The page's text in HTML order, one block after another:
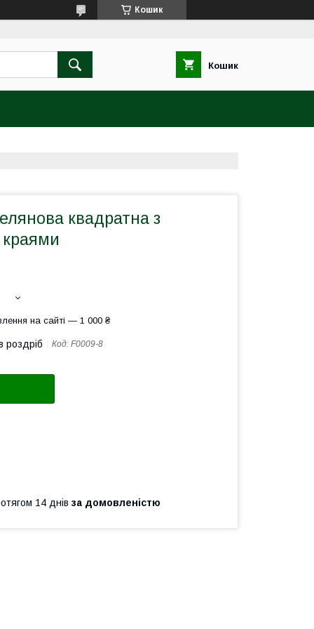
Кошик
Кошик
квадратна з
на сайті — 1 000 ₴
роздріб Код: F0009-8
14 днів за домовленістю